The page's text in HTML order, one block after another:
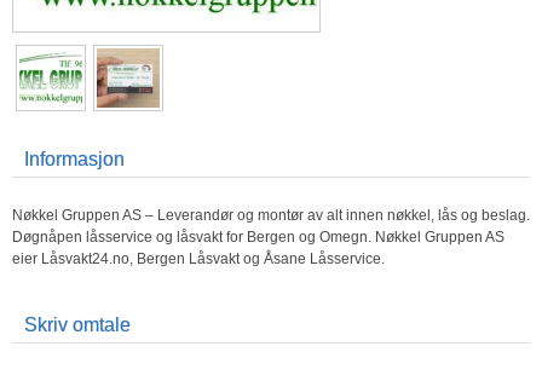
Informasjon
Nøkkel Gruppen AS – Leverandør og montør av alt innen nøkkel, lås og beslag.
Døgnåpen låsservice og låsvakt for Bergen og Omegn. Nøkkel Gruppen AS
eier Låsvakt24.no, Bergen Låsvakt og Åsane Låsservice.
Skriv omtale